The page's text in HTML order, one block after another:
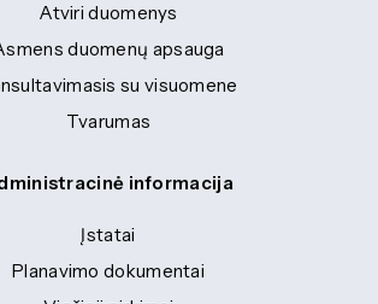
Atviri duomenys
duomenų apsauga
su visuomene
Tvarumas
informacija
Įstatai
Planavimo dokumentai